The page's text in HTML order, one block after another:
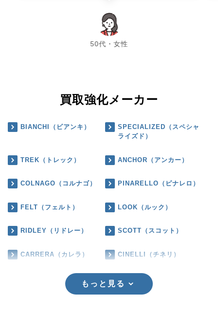
50代・女性
chevron_left chevron_right
買取強化メーカー
BIANCHI（ビアンキ）
SPECIALIZED（スペシャ
ライズド）
TREK（トレック） ANCHOR（アンカー）
COLNAGO（コルナゴ） PINARELLO（ピナレロ）
FELT（フェルト） LOOK（ルック）
RIDLEY（リドレー） SCOTT（スコット）
CARRERA（カレラ） CINELLI（チネリ）
もっと見る